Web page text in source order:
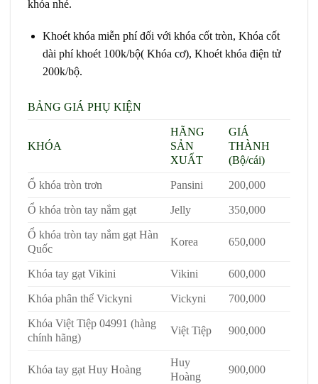
khóa nhé.
Khoét khóa miễn phí đối với khóa cốt tròn, Khóa cốt
dài phí khoét 100k/bộ( Khóa cơ), Khoét khóa điện tử
200k/bộ.
BẢNG GIÁ PHỤ KIỆN
KHÓA
HÃNG
SẢN
XUẤT
GIÁ
THÀNH
(Bộ/cái)
Ổ khóa tròn trơn Pansini 200,000
Ổ khóa tròn tay nắm gạt Jelly 350,000
Ổ khóa tròn tay nắm gạt Hàn
Quốc
Korea 650,000
Khóa tay gạt Vikini Vikini 600,000
Khóa phân thể Vickyni Vickyni 700,000
Khóa Việt Tiệp 04991 (hàng
chính hãng)
Việt Tiệp 900,000
Khóa tay gạt Huy Hoàng
Huy
Hoàng
900,000